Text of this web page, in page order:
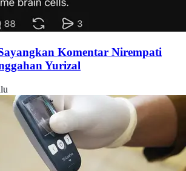
Komentar Nirempati
Yurizal